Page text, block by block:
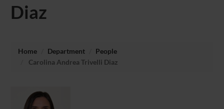
Diaz
Home Department
People
Carolina Andrea Trivelli Diaz